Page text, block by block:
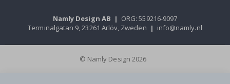
Namly Design AB | ORG: 559216-9097
Terminalgatan 9, 23261 Arlöv, Zweden | info@namly.nl
© Namly Design 2026